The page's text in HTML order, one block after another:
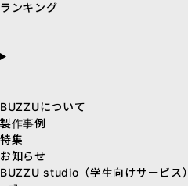
ランキング
BUZZUについて
製作事例
特集
お知らせ
BUZZU studio（学生向けサービス）